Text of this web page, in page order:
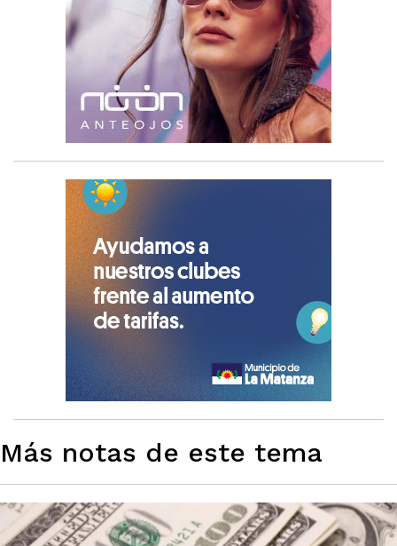
Más notas de este tema